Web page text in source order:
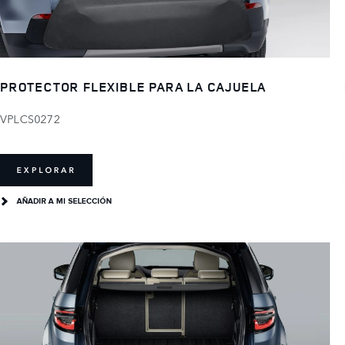
PROTECTOR FLEXIBLE PARA LA CAJUELA
VPLCS0272
EXPLORAR
AÑADIR A MI SELECCIÓN